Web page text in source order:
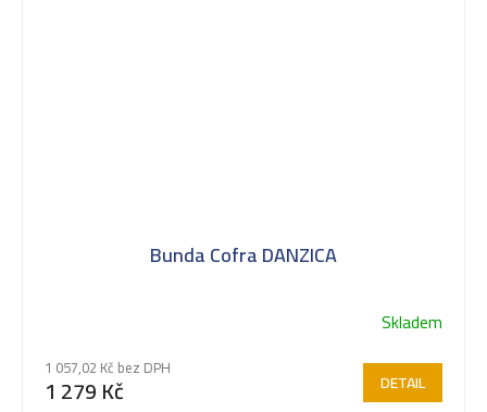
Bunda Cofra DANZICA
Skladem
1 057,02 Kč bez DPH
1 279 Kč DETAIL